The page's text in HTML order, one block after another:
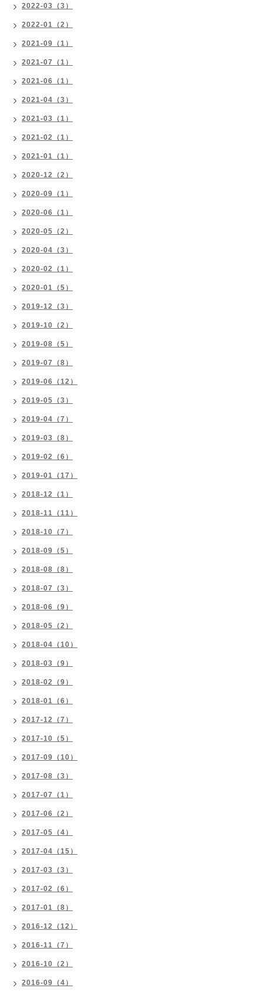
2022-03（3）
2022-01（2）
2021-09（1）
2021-07（1）
2021-06（1）
2021-04（3）
2021-03（1）
2021-02（1）
2021-01（1）
2020-12（2）
2020-09（1）
2020-06（1）
2020-05（2）
2020-04（3）
2020-02（1）
2020-01（5）
2019-12（3）
2019-10（2）
2019-08（5）
2019-07（8）
2019-06（12）
2019-05（3）
2019-04（7）
2019-03（8）
2019-02（6）
2019-01（17）
2018-12（1）
2018-11（11）
2018-10（7）
2018-09（5）
2018-08（8）
2018-07（3）
2018-06（9）
2018-05（2）
2018-04（10）
2018-03（9）
2018-02（9）
2018-01（6）
2017-12（7）
2017-10（5）
2017-09（10）
2017-08（3）
2017-07（1）
2017-06（2）
2017-05（4）
2017-04（15）
2017-03（3）
2017-02（6）
2017-01（8）
2016-12（12）
2016-11（7）
2016-10（2）
2016-09（4）